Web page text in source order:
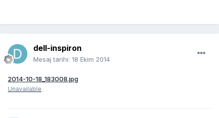
dell-inspiron
Mesaj tarihi: 18 Ekim 2014
2014-10-18_183008.jpg
Unavailable